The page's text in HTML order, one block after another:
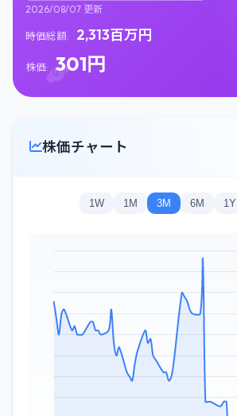
2026/08/07 更新
時価総額: 2,313百万円
株価: 301円
株価チャート
1W 1M 3M 6M 1Y